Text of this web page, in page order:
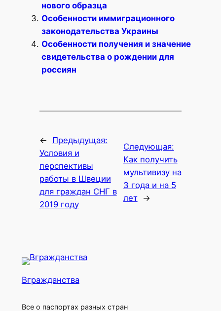
нового образца
Особенности иммиграционного
законодательства Украины
Особенности получения и значение
свидетельства о рождении для
россиян
←
Предыдущая:
Условия и
перспективы
работы в Швеции
для граждан СНГ в
2019 году
Следующая:
Как получить
мультивизу на
3 года и на 5
лет
→
Вгражданства
Все о паспортах разных стран